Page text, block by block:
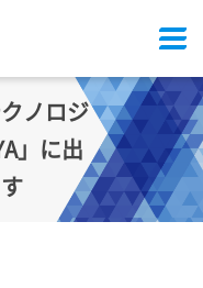
ニ
ュ
ノロジ
」に出